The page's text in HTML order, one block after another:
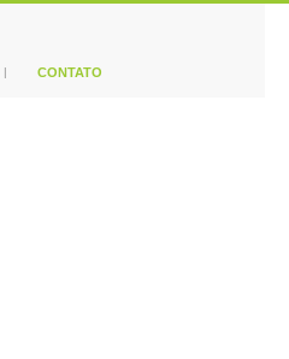
CONTATO